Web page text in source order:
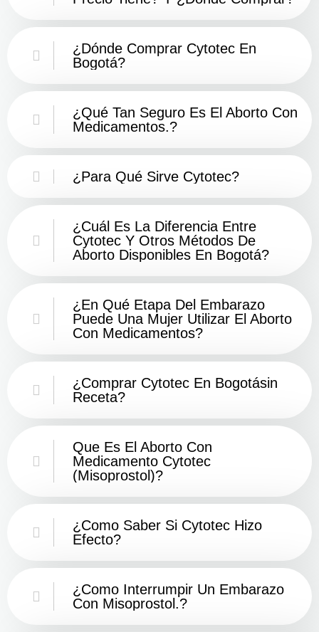
¿Dónde Comprar Cytotec En
Bogotá?
¿Qué Tan Seguro Es El Aborto Con
Medicamentos.?
¿Para Qué Sirve Cytotec?
¿Cuál Es La Diferencia Entre
Cytotec Y Otros Métodos De
Aborto Disponibles En Bogotá?
¿En Qué Etapa Del Embarazo
Puede Una Mujer Utilizar El Aborto
Con Medicamentos?
¿Comprar Cytotec En Bogotásin
Receta?
Que Es El Aborto Con
Medicamento Cytotec
(misoprostol)?
¿Como Saber Si Cytotec Hizo
Efecto?
¿como Interrumpir Un Embarazo
Con Misoprostol.?